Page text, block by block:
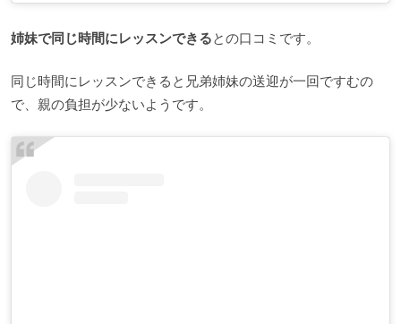
姉妹で同じ時間にレッスンできるとの口コミです。
同じ時間にレッスンできると兄弟姉妹の送迎が一回ですむの
で、親の負担が少ないようです。